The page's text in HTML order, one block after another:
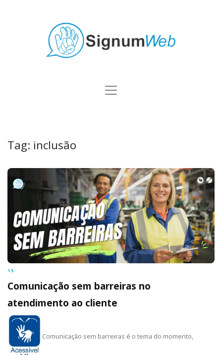
Tag: inclusão
15
Comunicação sem barreiras no
atendimento ao cliente
Comunicação sem barreiras é o tema do momento,